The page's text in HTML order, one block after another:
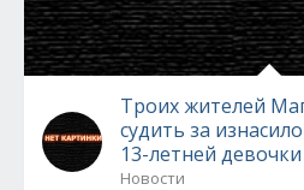
Троих жителей
судить за
13-летней девочки
Новости